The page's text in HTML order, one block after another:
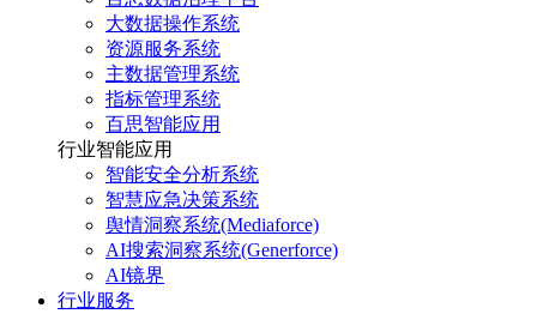
大数据操作系统
资源服务系统
主数据管理系统
指标管理系统
百思智能应用
行业智能应用
智能安全分析系统
智慧应急决策系统
舆情洞察系统(Mediaforce)
AI搜索洞察系统(Generforce)
AI镜界
行业服务